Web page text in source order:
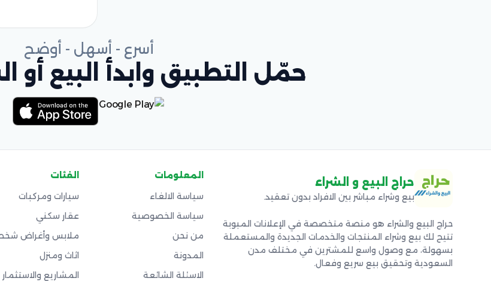
أسرع - أسهل - أوضح
حمّل التطبيق وابدأ البيع أو
حراج البيع و الشراء
بيع وشراء مباشر بين الافراد بدون تعقيد.
حراج البيع والشراء هو منصة متخصصة في الإعلانات المبوبة
تتيح لك بيع وشراء المنتجات والخدمات الجديدة والمستعملة
بسهولة، مع وصول واسع للمشترين في مختلف مدن
السعودية وتحقيق بيع سريع وفعال.
المعلومات
سياسة الالغاء
سياسة الخصوصية
من نحن
المدونة
الاسئلة الشائعة
الفئات
سيارات ومركبات
عقار سكني
ملابس وأغراض
اثاث ومنزل
المشاريع والاستثمار